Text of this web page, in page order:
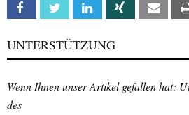
Facebook Twitter Linkedin Xing Email
UNTERSTÜTZUNG
Wenn Ihnen unser Artikel gefallen hat:
des